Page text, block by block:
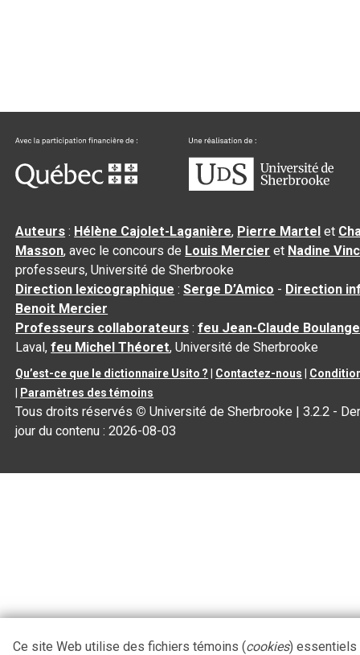
Auteurs : Hélène Cajolet-Laganière, Pierre Martel et
Masson, avec le concours de Louis Mercier et Nadine
professeurs, Université de Sherbrooke
Direction lexicographique :Serge D’Amico - Direction
Benoit Mercier
Professeurs collaborateurs :feu Jean-Claude
Laval,feu Michel Théoret, Université de Sherbrooke
Qu’est-ce que le dictionnaire Usito ? | Contactez-nous |
| Paramètres des témoins
Tous droits réservés © Université de Sherbrooke |3.2.2 -
jour du contenu :2026-08-03
Ce site Web utilise des fichiers témoins (cookies) essentiels